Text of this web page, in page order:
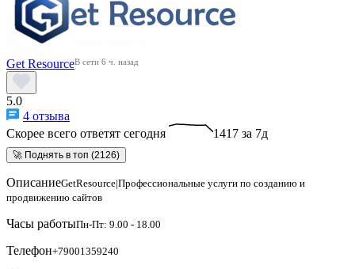
Get ResourceВ сети 6 ч. назад
5.0
4 отзыва
Скорее всего ответят сегодня
1417 за 7д
🚀 Поднять в топ (2126)
ОписаниеGetResource|Профессиональные услуги по созданию и
продвижению сайтов
Часы работыПн-Пт: 9.00 - 18.00
Телефон+79001359240